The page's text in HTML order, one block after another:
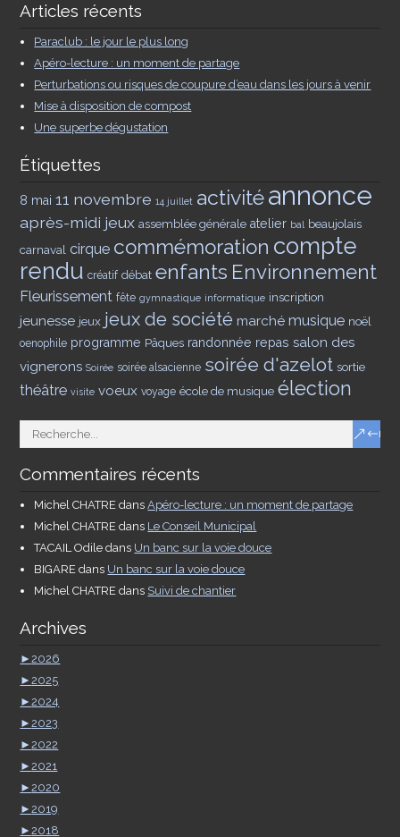
Articles récents
Paraclub : le jour le plus long
Apéro-lecture : un moment de partage
Perturbations ou risques de coupure d’eau dans les jours à venir
Mise à disposition de compost
Une superbe dégustation
Étiquettes
8 mai 11 novembre 14 juillet activitéannonce
après-midi jeux assemblée générale atelier bal beaujolais
carnaval cirque commémoration compte
rendu créatif débat enfants Environnement
Fleurissement fête gymnastique informatique inscription
jeunesse jeux jeux de société marché musique noël
oenophile programme Pâques randonnée repas salon des
vignerons Soirée soirée alsacienne soirée d'azelot sortie
théâtre visite voeux voyage école de musique élection
Commentaires récents
Michel CHATRE dansApéro-lecture : un moment de partage
Michel CHATRE dans Le Conseil Municipal
TACAIL Odile dans Un banc sur la voie douce
BIGARE dans Un banc sur la voie douce
Michel CHATRE dans Suivi de chantier
Archives
►2026
►2025
►2024
►2023
►2022
►2021
►2020
►2019
►2018